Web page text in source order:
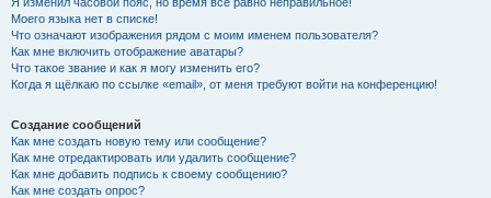
Моего языка нет в списке!
Что означают изображения рядом с моим именем пользователя?
Как мне включить отображение аватары?
Что такое звание и как я могу изменить его?
Когда я щёлкаю по ссылке «email», от меня требуют войти на конференцию!
Создание сообщений
Как мне создать новую тему или сообщение?
Как мне отредактировать или удалить сообщение?
Как мне добавить подпись к своему сообщению?
Как мне создать опрос?